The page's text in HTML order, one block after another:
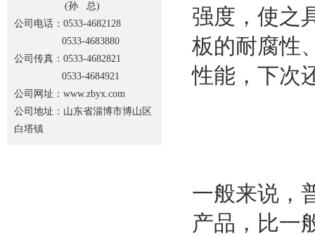
(孙 总)
公司电话：0533-4682128
0533-4683880
公司传真：0533-4682821
0533-4684921
公司网址：www.zbyx.com
公司地址：山东省淄博市博山区
白塔镇
强度，使之
板的耐腐性
性能，下次
一般来说，
产品，比一